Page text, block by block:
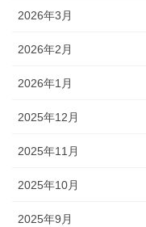
2026年3月
2026年2月
2026年1月
2025年12月
2025年11月
2025年10月
2025年9月